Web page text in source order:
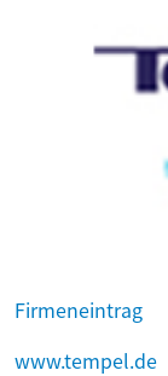
Firmeneintrag
www.tempel.de